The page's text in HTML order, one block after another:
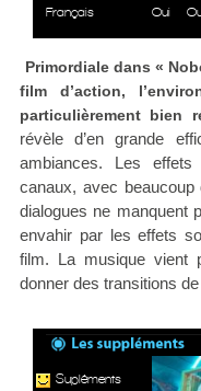
Français
Oui
Primordiale dans «
film d’action,
particulièrement bien
révèle d’en grande
ambiances. Les effets
canaux, avec
dialogues ne manquent
envahir par les effets
film. La musique vient
donner des transitions
Supléments